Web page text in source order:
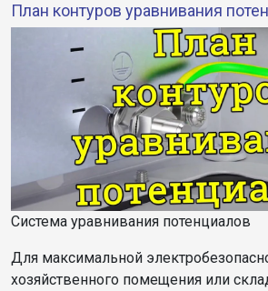
План контуров уравнивания
Система уравнивания потенциалов
Для максимальной
хозяйственного помещения или